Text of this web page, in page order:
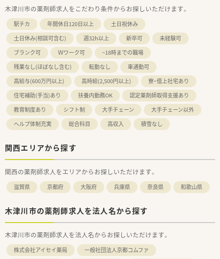
木津川市の薬剤師求人をこだわり条件からお探しいただけます。
駅チカ 年間休日120日以上
土日祝休み
土日休み(相談可含む)
週32h以上 新卒可
未経験可
ブランク可
Ｗワーク可
~18時までの職場
残業なし(ほぼなし含む)
転勤なし
車通勤可
高給与(600万円以上)
高時給(2,500円以上)
寮・借上社宅あり
住宅補助(手当)あり
扶養内勤務OK
認定薬剤師取得支援あり
教育制度あり
シフト制 大手チェーン
大手チェーン以外
ヘルプ体制充実
総合科目 高収入 積雪なし
関西エリアから探す
関西の薬剤師求人をエリアからお探しいただけます。
滋賀県 京都府 大阪府 兵庫県 奈良県 和歌山県
木津川市の薬剤師求人を法人名から探す
木津川市の薬剤師求人を法人名からお探しいただけます。
株式会社アイセイ薬局
一般社団法人京都コムファ